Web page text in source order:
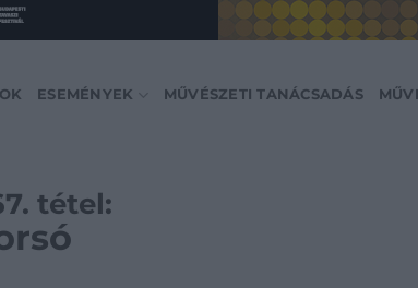
ESEMÉNYEK MŰVÉSZETI TANÁCSADÁS
tétel: